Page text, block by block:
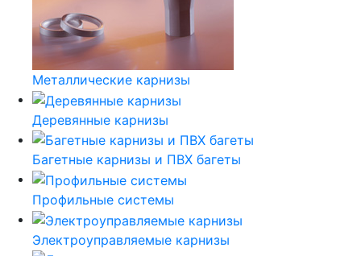
Металлические карнизы
Деревянные карнизы
Багетные карнизы и ПВХ багеты
Профильные системы
Электроуправляемые карнизы